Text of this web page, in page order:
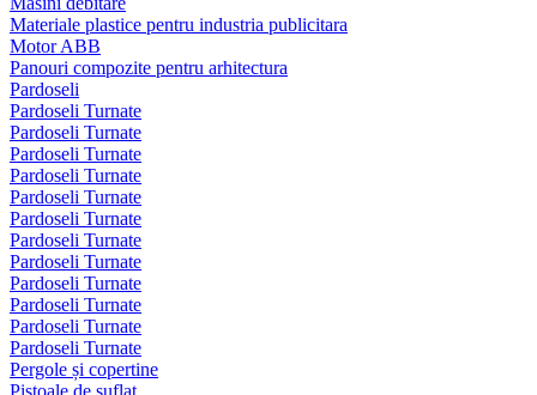
Materiale plastice pentru industria publicitara
Motor ABB
Panouri compozite pentru arhitectura
Pardoseli
Pardoseli Turnate
Pardoseli Turnate
Pardoseli Turnate
Pardoseli Turnate
Pardoseli Turnate
Pardoseli Turnate
Pardoseli Turnate
Pardoseli Turnate
Pardoseli Turnate
Pardoseli Turnate
Pardoseli Turnate
Pardoseli Turnate
Pergole și copertine
Pistoale de suflat